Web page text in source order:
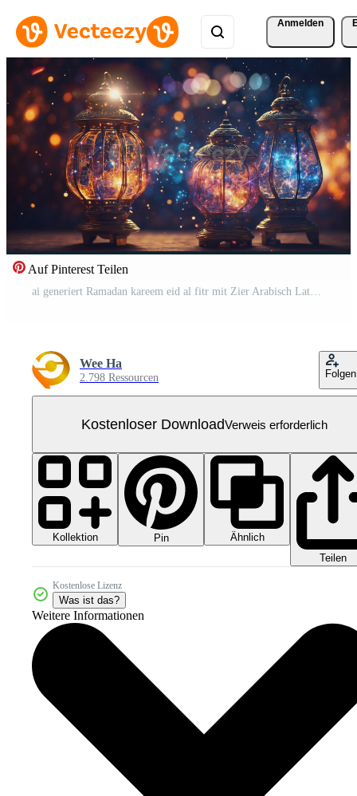
Anmelden
Auf Pinterest Teilen
ai generiert Ramadan kareem eid al fitr mit Zier Arabisch Laterne mit Verbrennung Kerze im das Nacht. 4k animiert Hintergrund. Kostenloses Video
Wee Ha
2.798 Ressourcen Folgen
Kostenloser DownloadVerweis erforderlich
Kollektion Pin
Ähnlich
Teilen
Kostenlose Lizenz
Was ist das?
Weitere Informationen